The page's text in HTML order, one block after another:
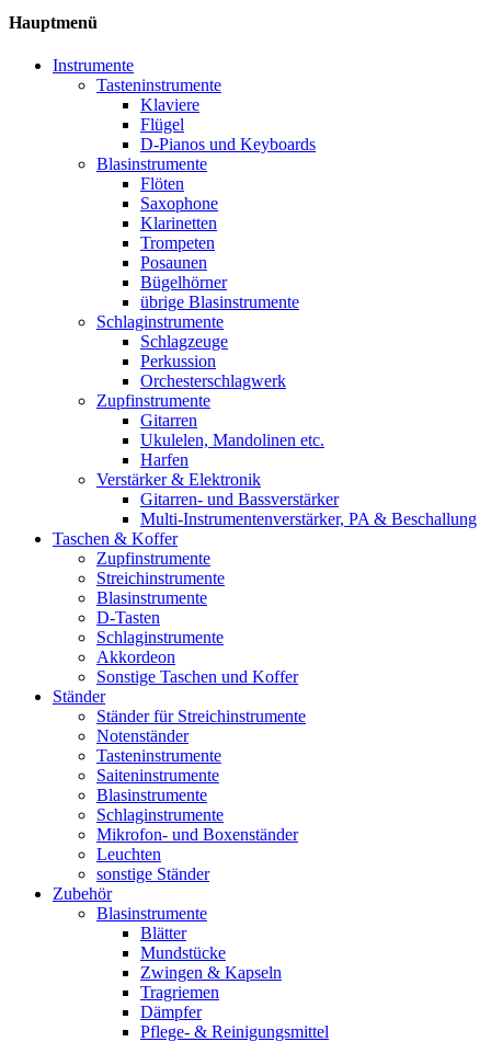
Hauptmenü
Instrumente
Tasteninstrumente
Klaviere
Flügel
D-Pianos und Keyboards
Blasinstrumente
Flöten
Saxophone
Klarinetten
Trompeten
Posaunen
Bügelhörner
übrige Blasinstrumente
Schlaginstrumente
Schlagzeuge
Perkussion
Orchesterschlagwerk
Zupfinstrumente
Gitarren
Ukulelen, Mandolinen etc.
Harfen
Verstärker & Elektronik
Gitarren- und Bassverstärker
Multi-Instrumentenverstärker, PA & Beschallung
Taschen & Koffer
Zupfinstrumente
Streichinstrumente
Blasinstrumente
D-Tasten
Schlaginstrumente
Akkordeon
Sonstige Taschen und Koffer
Ständer
Ständer für Streichinstrumente
Notenständer
Tasteninstrumente
Saiteninstrumente
Blasinstrumente
Schlaginstrumente
Mikrofon- und Boxenständer
Leuchten
sonstige Ständer
Zubehör
Blasinstrumente
Blätter
Mundstücke
Zwingen & Kapseln
Tragriemen
Dämpfer
Pflege- & Reinigungsmittel